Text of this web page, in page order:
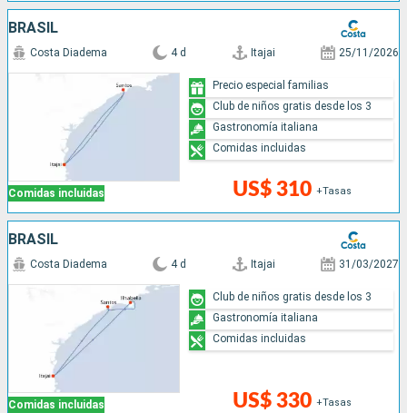
BRASIL
Comidas incluidas
Costa Diadema 4 d Itajai 25/11/2026
US$ 310 +Tasas
Precio especial familias
Club de niños gratis desde los 3
Gastronomía italiana
Comidas incluidas
BRASIL
Comidas incluidas
Costa Diadema 4 d Itajai 31/03/2027
US$ 330 +Tasas
Club de niños gratis desde los 3
Gastronomía italiana
Comidas incluidas